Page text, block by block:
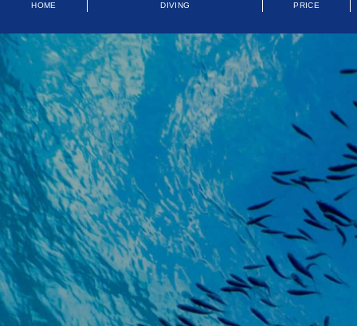
HOME DIVING PRICE